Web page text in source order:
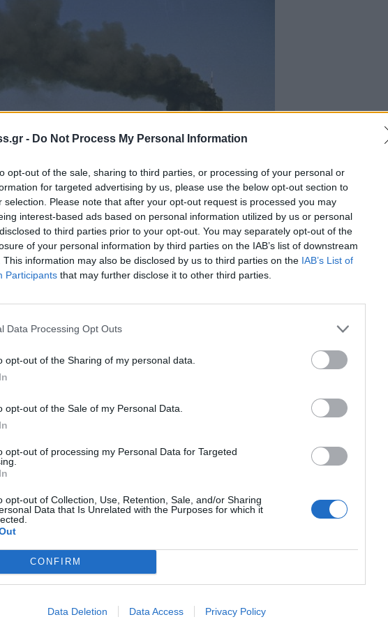
- Do Not Process My Personal Information
opt-out of the sale, sharing to third parties, or processing of your personal or
for targeted advertising by us, please use the below opt-out section to
selection. Please note that after your opt-out request is processed you may
interest-based ads based on personal information utilized by us or personal
to third parties prior to your opt-out. You may separately opt-out of the
of your personal information by third parties on the IAB’s list of downstream
This information may also be disclosed by us to third parties on the IAB’s List of
Participants that may further disclose it to other third parties.
Data Processing Opt Outs
opt-out of the Sharing of my personal data.
opt-out of the Sale of my Personal Data.
opt-out of processing my Personal Data for Targeted
opt-out of Collection, Use, Retention, Sale, and/or Sharing
Data that Is Unrelated with the Purposes for which it
CONFIRM
Data Deletion Data Access Privacy Policy
και η ώρα ήταν 8:20 το πρωί (τοπική ώρα).
πίσω μέρος του αεροσκάφους,
της. Λίγη ώρα αργότερα, στις 8:46 το
βόρειο Πύργο του
τον κόσμο.
προορισμό το Λος Άντζελες, με 92
Η Μπέτι Ονγκ, 45 ετών, είχε
πτήση 11. Στο Λος Άντζελες θα έβρισκε
στη Χαβάη. Ωστόσο, 14 λεπτά μετά τον
και άρχισε να κατευθύνεται προς τη Νέα
μετά: Η ώρα ήταν 08:46... - Το
11